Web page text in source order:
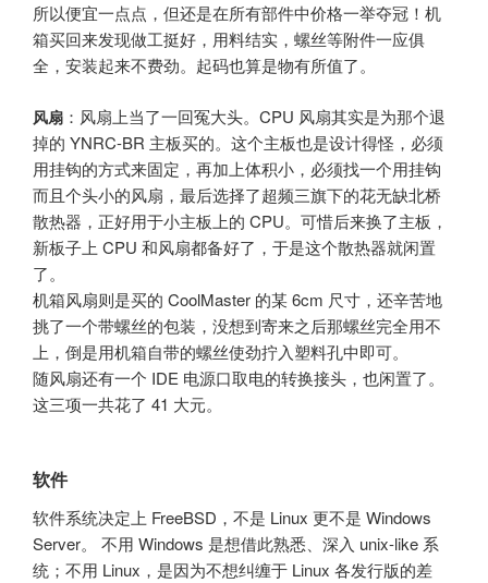
所以便宜一点点，但还是在所有部件中价格一举夺冠！机
箱买回来发现做工挺好，用料结实，螺丝等附件一应俱
全，安装起来不费劲。起码也算是物有所值了。
风扇 ：风扇上当了一回冤大头。CPU 风扇其实是为那个退
掉的 YNRC-BR 主板买的。这个主板也是设计得怪，必须
用挂钩的方式来固定，再加上体积小，必须找一个用挂钩
而且个头小的风扇，最后选择了超频三旗下的花无缺北桥
散热器，正好用于小主板上的 CPU。可惜后来换了主板，
新板子上 CPU 和风扇都备好了，于是这个散热器就闲置
了。
机箱风扇则是买的 CoolMaster 的某 6cm 尺寸，还辛苦地
挑了一个带螺丝的包装，没想到寄来之后那螺丝完全用不
上，倒是用机箱自带的螺丝使劲拧入塑料孔中即可。
随风扇还有一个 IDE 电源口取电的转换接头，也闲置了。
这三项一共花了 41 大元。
软件
软件系统决定上 FreeBSD，不是 Linux 更不是 Windows
Server。 不用 Windows 是想借此熟悉、深入 unix-like 系
统；不用 Linux，是因为不想纠缠于 Linux 各发行版的差